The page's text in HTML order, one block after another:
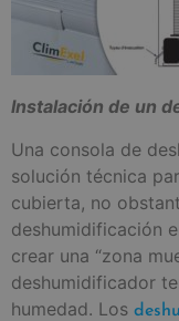
Instalación de un
Una consola de
solución técnica
cubierta, no
deshumidificación
crear una “zona
deshumidificador
humedad. Los